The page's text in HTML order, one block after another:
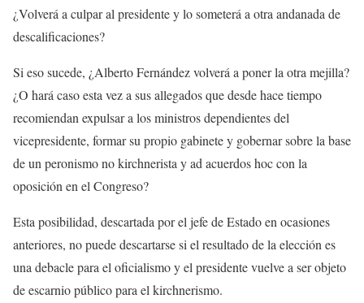
¿Volverá a culpar al presidente y lo someterá a otra andanada de
descalificaciones?
Si eso sucede, ¿Alberto Fernández volverá a poner la otra mejilla?
¿O hará caso esta vez a sus allegados que desde hace tiempo
recomiendan expulsar a los ministros dependientes del
vicepresidente, formar su propio gabinete y gobernar sobre la base
de un peronismo no kirchnerista y ad acuerdos hoc con la
oposición en el Congreso?
Esta posibilidad, descartada por el jefe de Estado en ocasiones
anteriores, no puede descartarse si el resultado de la elección es
una debacle para el oficialismo y el presidente vuelve a ser objeto
de escarnio público para el kirchnerismo.